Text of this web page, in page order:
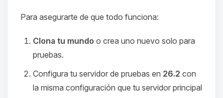
Para asegurarte de que todo funciona:
Clona tu mundo o crea uno nuevo solo para
pruebas.
Configura tu servidor de pruebas en 26.2 con
la misma configuración que tu servidor principal